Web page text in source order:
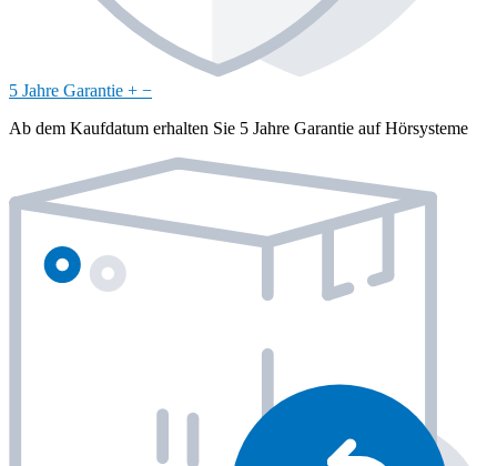
5 Jahre Garantie + −
Ab dem Kaufdatum erhalten Sie 5 Jahre Garantie auf Hörsysteme